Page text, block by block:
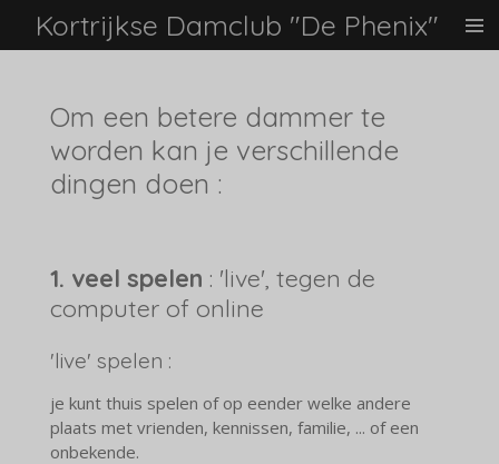
direct
hoofdinhoud
Kortrijkse Damclub "De Phenix"
Om een betere dammer te
worden kan je verschillende
dingen doen :
1. veel spelen : 'live', tegen de
computer of online
'live' spelen :
je kunt thuis spelen of op eender welke andere
plaats met vrienden, kennissen, familie, ... of een
onbekende.